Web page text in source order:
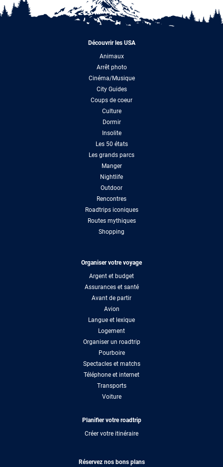
Découvrir les USA
Animaux
Arrêt photo
Cinéma/Musique
City Guides
Coups de coeur
Culture
Dormir
Insolite
Les 50 états
Les grands parcs
Manger
Nightlife
Outdoor
Rencontres
Roadtrips iconiques
Routes mythiques
Shopping
Organiser votre voyage
Argent et budget
Assurances et santé
Avant de partir
Avion
Langue et lexique
Logement
Organiser un roadtrip
Pourboire
Spectacles et matchs
Téléphone et internet
Transports
Voiture
Planifier votre roadtrip
Créer votre itinéraire
Réservez nos bons plans